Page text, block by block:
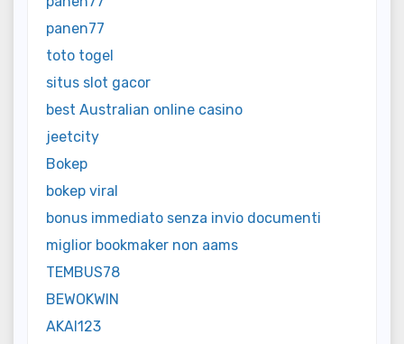
panen77
toto togel
situs slot gacor
best Australian online casino
jeetcity
Bokep
bokep viral
bonus immediato senza invio documenti
miglior bookmaker non aams
TEMBUS78
BEWOKWIN
AKAI123